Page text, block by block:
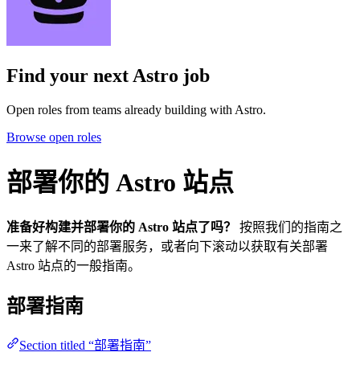
Find your next Astro job
Open roles from teams already building with Astro.
Browse open roles
部署你的 Astro 站点
准备好构建并部署你的 Astro 站点了吗？
按照我们的指南之
一来了解不同的部署服务，或者向下滚动以获取有关部署
Astro 站点的一般指南。
部署指南
Section titled “部署指南”